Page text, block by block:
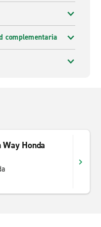
complementaria
Honda